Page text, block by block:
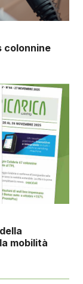
colonnine
mobilità